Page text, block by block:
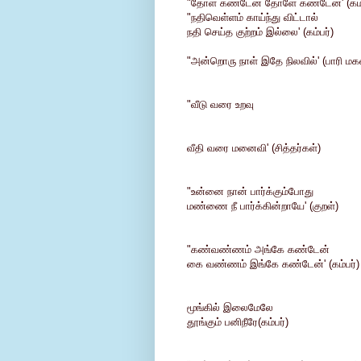
"தோள் கண்டேன் தோளே கண்டேன்'
"நதிவெள்ளம் காய்ந்து விட்டால்
நதி செய்த குற்றம் இல்லை' (கம்பர்)
"அன்றொரு நாள் இதே நிலவில்' (பாரி
"வீடு வரை உறவு
வீதி வரை மனைவி' (சித்தர்கள்)
"உன்னை நான் பார்க்கும்போது
மண்ணை நீ பார்க்கின்றாயே' (குறள்)
"கண்வண்ணம் அங்கே கண்டேன்
கை வண்ணம் இங்கே கண்டேன்' (கம்பர்)
மூங்கில் இலைமேலே
தூங்கும் பனிநீரே(கம்பர்)